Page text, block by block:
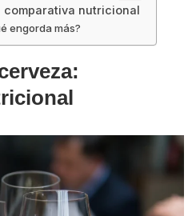
comparativa nutricional
engorda más?